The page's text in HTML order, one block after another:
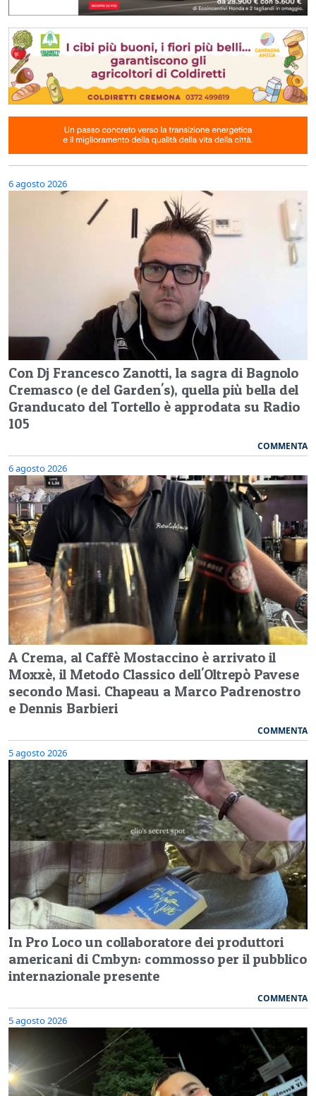
6 agosto 2026
Con Dj Francesco Zanotti, la sagra di Bagnolo
Cremasco (e del Garden's), quella più bella del
Granducato del Tortello è approdata su Radio
105
COMMENTA
6 agosto 2026
A Crema, al Caffè Mostaccino è arrivato il
Moxxè, il Metodo Classico dell'Oltrepò Pavese
secondo Masi. Chapeau a Marco Padrenostro
e Dennis Barbieri
COMMENTA
5 agosto 2026
In Pro Loco un collaboratore dei produttori
americani di Cmbyn: commosso per il pubblico
internazionale presente
COMMENTA
5 agosto 2026